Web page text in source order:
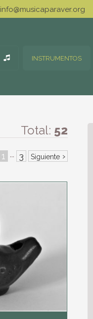
info@musicaparaver.org
INSTRUMENTOS
Total: 52
1 ··· 3 Siguiente ›